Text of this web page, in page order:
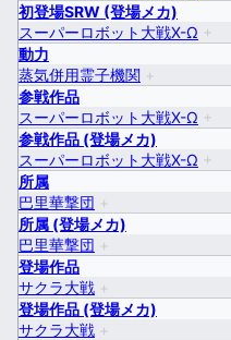
初登場SRW (登場メカ)
スーパーロボット大戦X-Ω +
動力
蒸気併用霊子機関 +
参戦作品
スーパーロボット大戦X-Ω +
参戦作品 (登場メカ)
スーパーロボット大戦X-Ω +
所属
巴里華撃団 +
所属 (登場メカ)
巴里華撃団 +
登場作品
サクラ大戦 +
登場作品 (登場メカ)
サクラ大戦 +